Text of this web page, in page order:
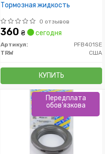
Тормозная жидкость
0 отзывов
360 ₴ сегодня
Артикул:
PFB401SE
TRW
США
КУПИТЬ
Передплата
обов'язкова